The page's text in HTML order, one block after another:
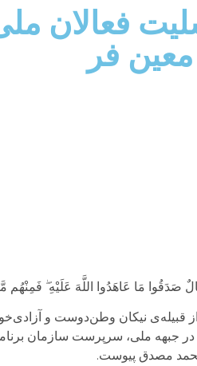
فر
صَدَقُوا مَا عَاهَدُوا اللَّهَ عَلَيْهِ ۖ فَمِنْهُم
از قبیله‌ی نیکان وطن‌دوست و
در جبهه ملی، سرپرست سازمان
مصدق پیوست.